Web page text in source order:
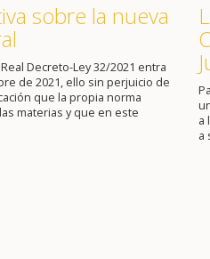
sobre la nueva
Decreto-Ley 32/2021 entra
de 2021, ello sin perjuicio de
que la propia norma
materias y que en este
a
a